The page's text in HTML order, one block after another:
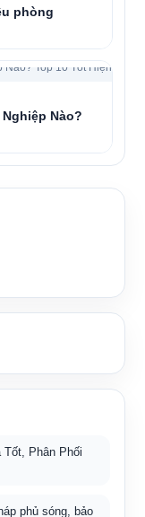
phòng
Nào?
Phân Phối
phủ sóng, bảo